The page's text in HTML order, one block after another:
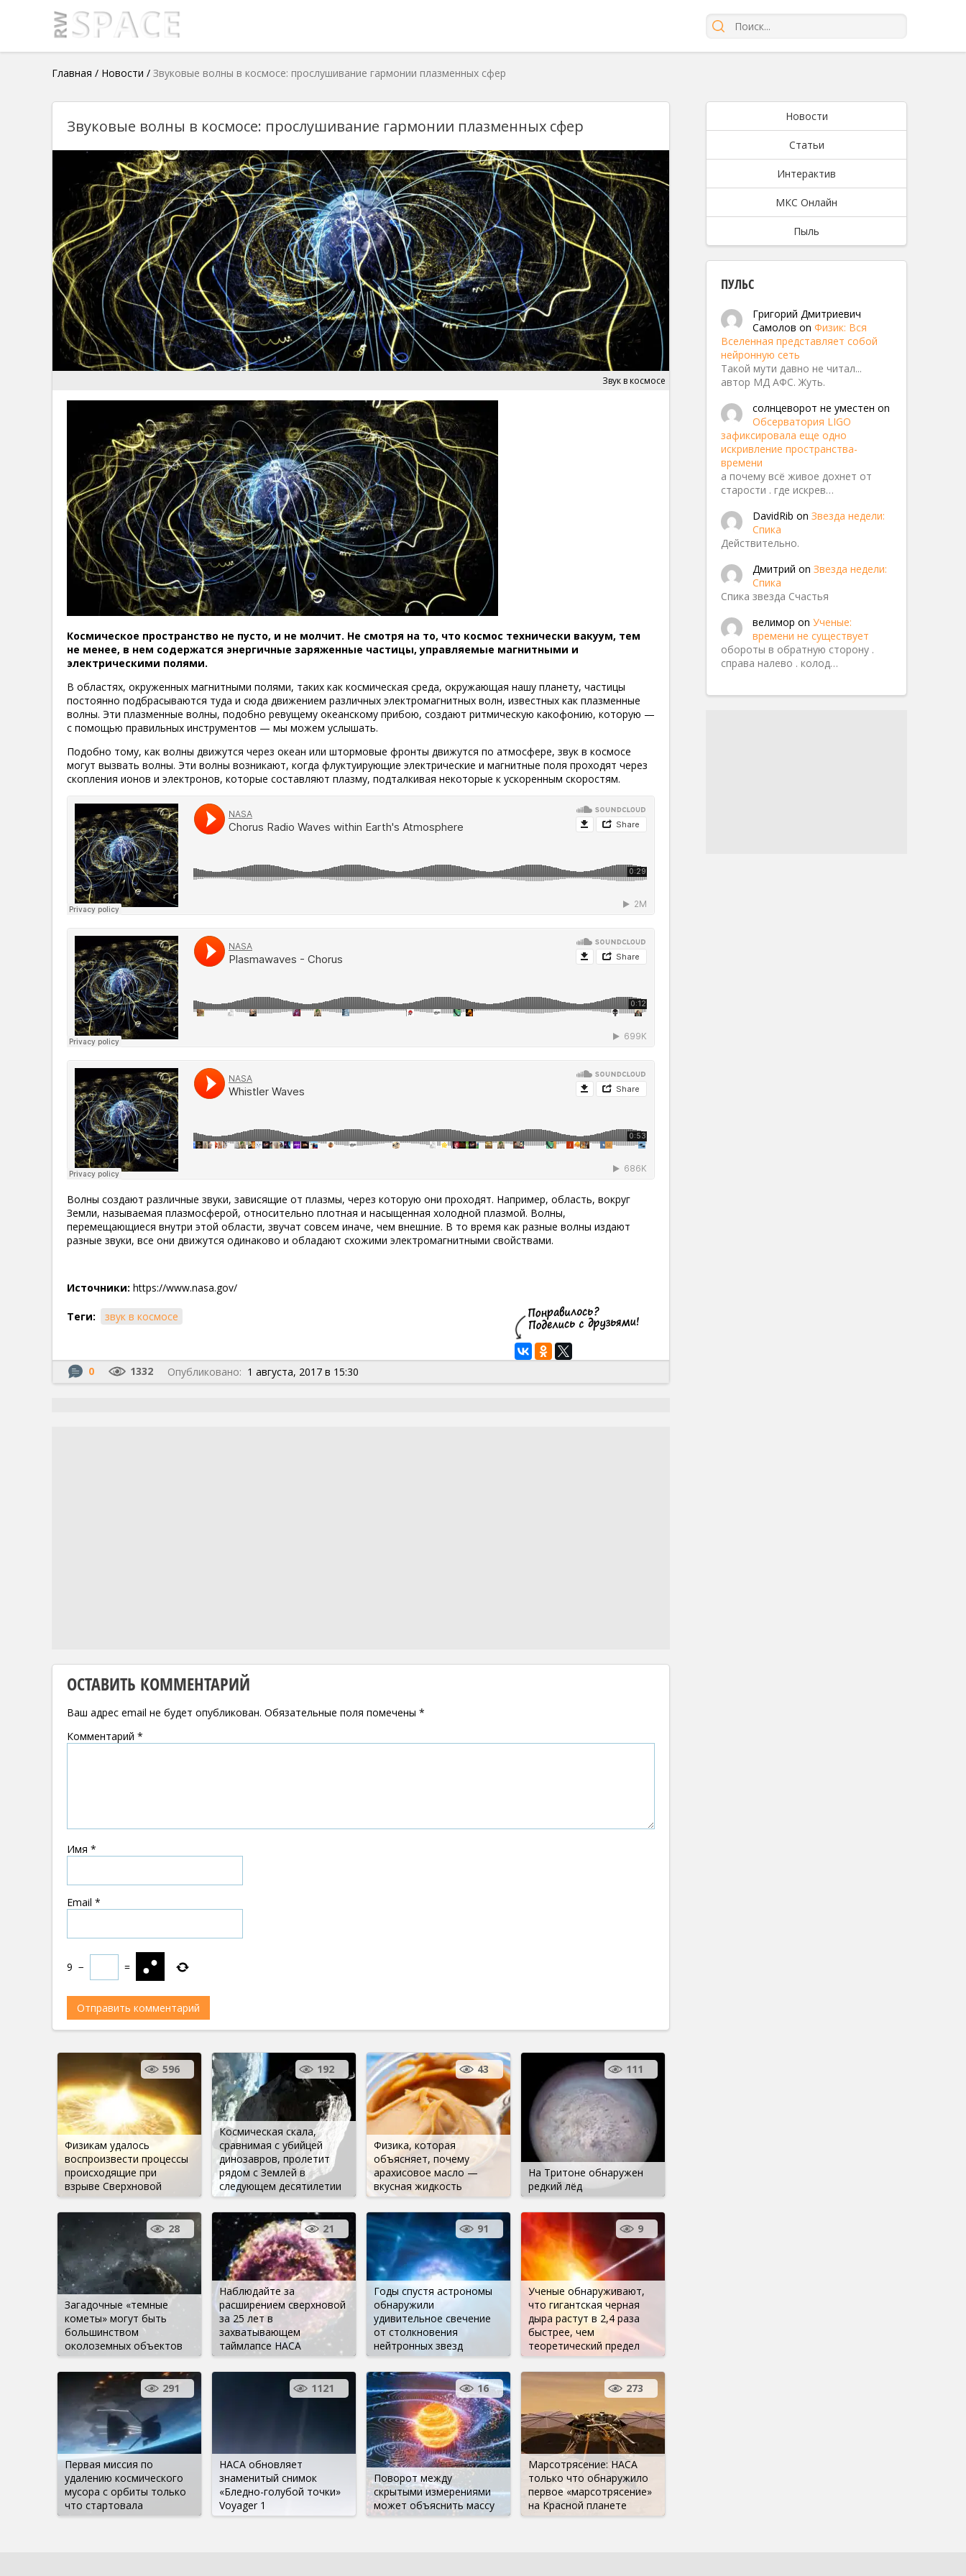
Главная / Новости / Звуковые волны в космосе: прослушивание гармонии плазменных сфер
Звуковые волны в космосе: прослушивание гармонии плазменных сфер
Звук в космосе
Космическое пространство не пусто, и не молчит. Не смотря на то, что космос технически вакуум, тем
не менее, в нем содержатся энергичные заряженные частицы, управляемые магнитными и
электрическими полями.
В областях, окруженных магнитными полями, таких как космическая среда, окружающая нашу планету, частицы
постоянно подбрасываются туда и сюда движением различных электромагнитных волн, известных как плазменные
волны. Эти плазменные волны, подобно ревущему океанскому прибою, создают ритмическую какофонию, которую —
с помощью правильных инструментов — мы можем услышать.
Подобно тому, как волны движутся через океан или штормовые фронты движутся по атмосфере, звук в космосе
могут вызвать волны. Эти волны возникают, когда флуктуирующие электрические и магнитные поля проходят через
скопления ионов и электронов, которые составляют плазму, подталкивая некоторые к ускоренным скоростям.
Волны создают различные звуки, зависящие от плазмы, через которую они проходят. Например, область, вокруг
Земли, называемая плазмосферой, относительно плотная и насыщенная холодной плазмой. Волны,
перемещающиеся внутри этой области, звучат совсем иначе, чем внешние. В то время как разные волны издают
разные звуки, все они движутся одинаково и обладают схожими электромагнитными свойствами.
Источники: https://www.nasa.gov/
Теги: звук в космосе
0 1332 Опубликовано: 1 августа, 2017 в 15:30
ОСТАВИТЬ КОММЕНТАРИЙ
Ваш адрес email не будет опубликован. Обязательные поля помечены *
Комментарий *
Имя *
Email *
9 − =
Физикам удалось
воспроизвести процессы
происходящие при
взрыве Сверхновой
596
Космическая скала,
сравнимая с убийцей
динозавров, пролетит
рядом с Землей в
следующем десятилетии
192
Физика, которая
объясняет, почему
арахисовое масло —
вкусная жидкость
43
На Тритоне обнаружен
редкий лёд
111
Загадочные «темные
кометы» могут быть
большинством
околоземных объектов
28
Наблюдайте за
расширением сверхновой
за 25 лет в
захватывающем
таймлапсе НАСА
21
Годы спустя астрономы
обнаружили
удивительное свечение
от столкновения
нейтронных звезд
91
Ученые обнаруживают,
что гигантская черная
дыра растут в 2,4 раза
быстрее, чем
теоретический предел
9
Первая миссия по
удалению космического
мусора с орбиты только
что стартовала
291
НАСА обновляет
знаменитый снимок
«Бледно-голубой точки»
Voyager 1
1121
Поворот между
скрытыми измерениями
может объяснить массу
16
Марсотрясение: НАСА
только что обнаружило
первое «марсотрясение»
на Красной планете
273
Новости
Статьи
Интерактив
МКС Онлайн
Пыль
ПУЛЬС
Григорий Дмитриевич
Самолов on Физик: Вся
Вселенная представляет собой
нейронную сеть
Такой мути давно не читал...
автор МД АФС. Жуть.
солнцеворот не уместен on
Обсерватория LIGO
зафиксировала еще одно
искривление пространства-
времени
а почему всё живое дохнет от
старости . где искрев…
DavidRib on Звезда недели:
Спика
Действительно.
Дмитрий on Звезда недели:
Спика
Спика звезда Счастья
велимор on Ученые:
времени не существует
обороты в обратную сторону .
справа налево . колод…